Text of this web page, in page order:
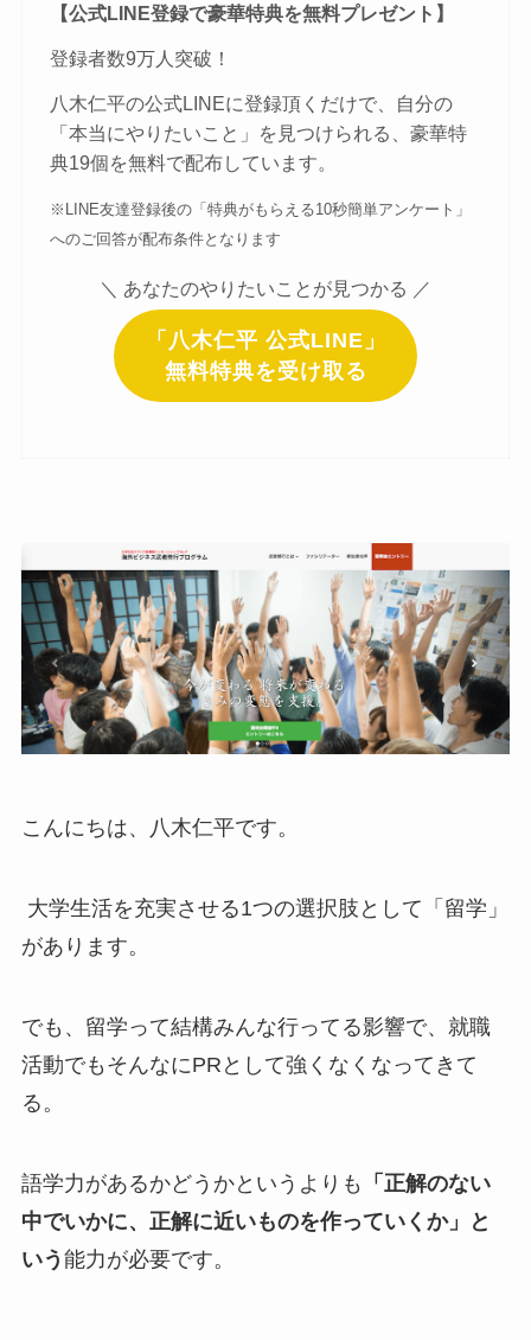
【公式LINE登録で豪華特典を無料プレゼント】
登録者数9万人突破！
八木仁平の公式LINEに登録頂くだけで、自分の
「本当にやりたいこと」を見つけられる、豪華特
典19個を無料で配布しています。
※LINE友達登録後の「特典がもらえる10秒簡単アンケート」
へのご回答が配布条件となります
＼ あなたのやりたいことが見つかる ／
「八木仁平 公式LINE」
無料特典を受け取る
こんにちは、八木仁平です。
大学生活を充実させる1つの選択肢として「留学」
があります。
でも、留学って結構みんな行ってる影響で、就職
活動でもそんなにPRとして強くなくなってきて
る。
語学力があるかどうかというよりも
「正解のない
中でいかに、正解に近いものを作っていくか」と
いう 能力が必要です。